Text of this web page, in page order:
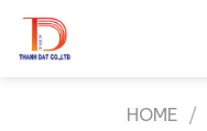
Skip
content
HOME /